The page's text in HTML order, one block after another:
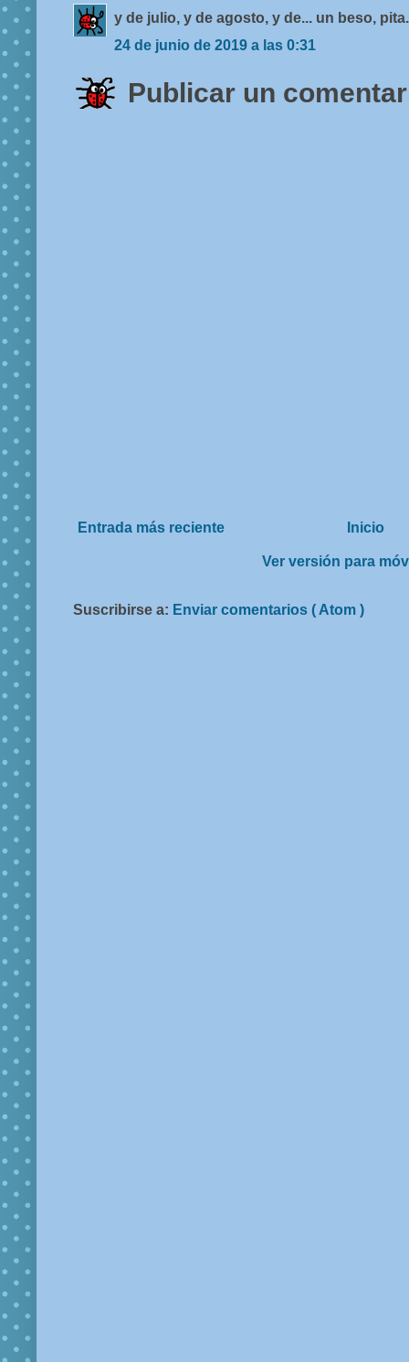
y de julio, y de agosto, y de... un beso, pita.
24 de junio de 2019 a las 0:31
Publicar un
Entrada más reciente Inicio
Ver versión para
Suscribirse a: Enviar comentarios ( Atom )